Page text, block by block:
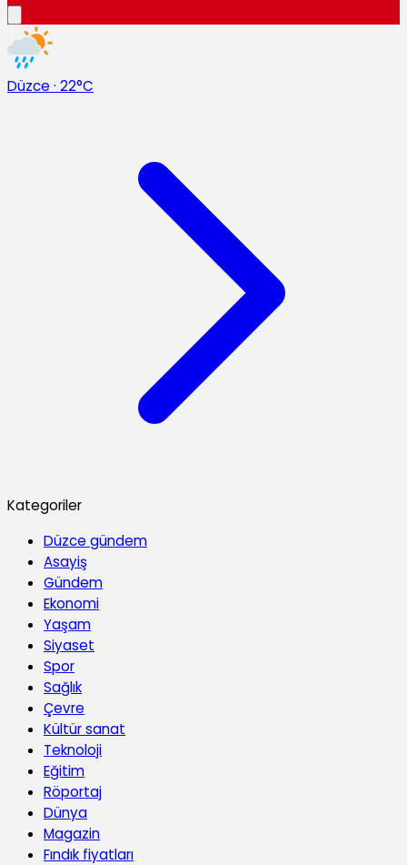
Düzce · 22°C
Kategoriler
Düzce gündem
Asayiş
Gündem
Ekonomi
Yaşam
Siyaset
Spor
Sağlık
Çevre
Kültür sanat
Teknoloji
Eğitim
Röportaj
Dünya
Magazin
Fındık fiyatları